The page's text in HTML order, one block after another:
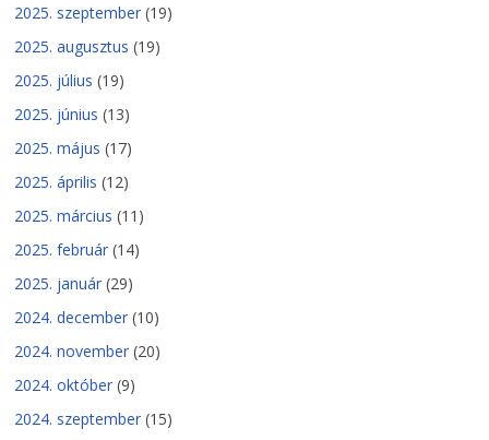
2025. szeptember (19)
2025. augusztus (19)
2025. július (19)
2025. június (13)
2025. május (17)
2025. április (12)
2025. március (11)
2025. február (14)
2025. január (29)
2024. december (10)
2024. november (20)
2024. október (9)
2024. szeptember (15)